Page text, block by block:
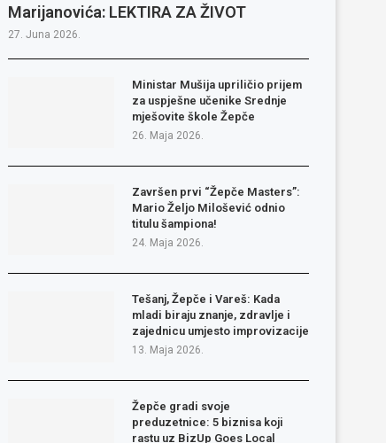
Marijanovića: LEKTIRA ZA ŽIVOT
27. Juna 2026.
Ministar Mušija upriličio prijem
za uspješne učenike Srednje
mješovite škole Žepče
26. Maja 2026.
Završen prvi “Žepče Masters”:
Mario Željo Milošević odnio
titulu šampiona!
24. Maja 2026.
Tešanj, Žepče i Vareš: Kada
mladi biraju znanje, zdravlje i
zajednicu umjesto improvizacije
13. Maja 2026.
Žepče gradi svoje
preduzetnice: 5 biznisa koji
rastu uz BizUp Goes Local